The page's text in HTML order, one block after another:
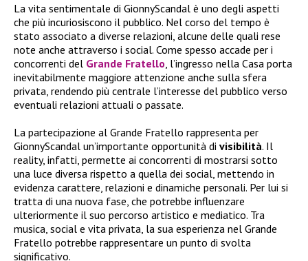
La vita sentimentale di GionnyScandal è uno degli aspetti
che più incuriosiscono il pubblico. Nel corso del tempo è
stato associato a diverse relazioni, alcune delle quali rese
note anche attraverso i social. Come spesso accade per i
concorrenti del Grande Fratello , l’ingresso nella Casa porta
inevitabilmente maggiore attenzione anche sulla sfera
privata, rendendo più centrale l’interesse del pubblico verso
eventuali relazioni attuali o passate.
La partecipazione al Grande Fratello rappresenta per
GionnyScandal un’importante opportunità di visibilità. Il
reality, infatti, permette ai concorrenti di mostrarsi sotto
una luce diversa rispetto a quella dei social, mettendo in
evidenza carattere, relazioni e dinamiche personali. Per lui si
tratta di una nuova fase, che potrebbe influenzare
ulteriormente il suo percorso artistico e mediatico. Tra
musica, social e vita privata, la sua esperienza nel Grande
Fratello potrebbe rappresentare un punto di svolta
significativo.